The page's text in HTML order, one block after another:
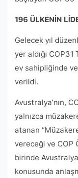
196 ÜLKENİN
Gelecek yıl
yer aldığı COP31
ev sahipliğinde ve
verildi.
Avustralya’nın,
yalnızca
atanan
vereceği ve COP
birinde
konusunda